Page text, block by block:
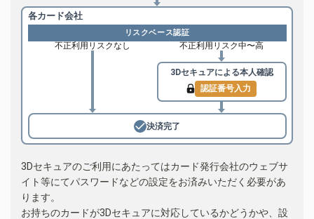
各カード会社
リスクベース認証
不正利用リスクなし 不正利用リスク中〜高
3Dセキュアによる本人確認
認証番号入力
決済完了
3Dセキュアのご利用にあたってはカード発行会社のウェブサ
イト等にてパスワードなどの設定をお済みいただく必要があ
ります。
お持ちのカードが3Dセキュアに対応しているかどうかや、設